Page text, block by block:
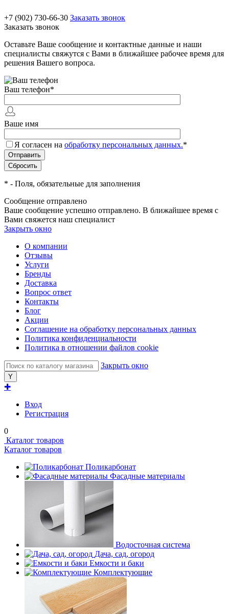
+7 (902) 730-66-30 Заказать звонок
Заказать звонок
Оставьте Ваше сообщение и контактные данные и наши
специалисты свяжутся с Вами в ближайшее рабочее время для
решения Вашего вопроса.
Ваш телефон*
Ваше имя
Я согласен на обработку персональных данных.*
* - Поля, обязательные для заполнения
Сообщение отправлено
Ваше сообщение успешно отправлено. В ближайшее время с
Вами свяжется наш специалист
Закрыть окно
О компании
Отзывы
Услуги
Бренды
Доставка
Вопрос ответ
Контакты
Блог
Акции
Соглашение на обработку персональных данных
Политика конфиденциальности
Политика в отношении файлов cookie
Закрыть окно
✚
Вход
Регистрация
0
Каталог товаров
Каталог товаров
Поликарбонат
Фасадные материалы
Водосточная система
Дача, сад, огород
Емкости и баки
Комплектующие